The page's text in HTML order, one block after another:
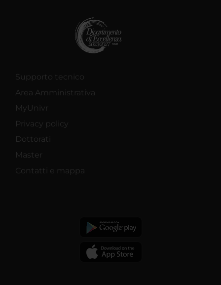
Supporto tecnico
Area Amministrativa
MyUnivr
Privacy policy
Dottorati
Master
Contatti e mappa